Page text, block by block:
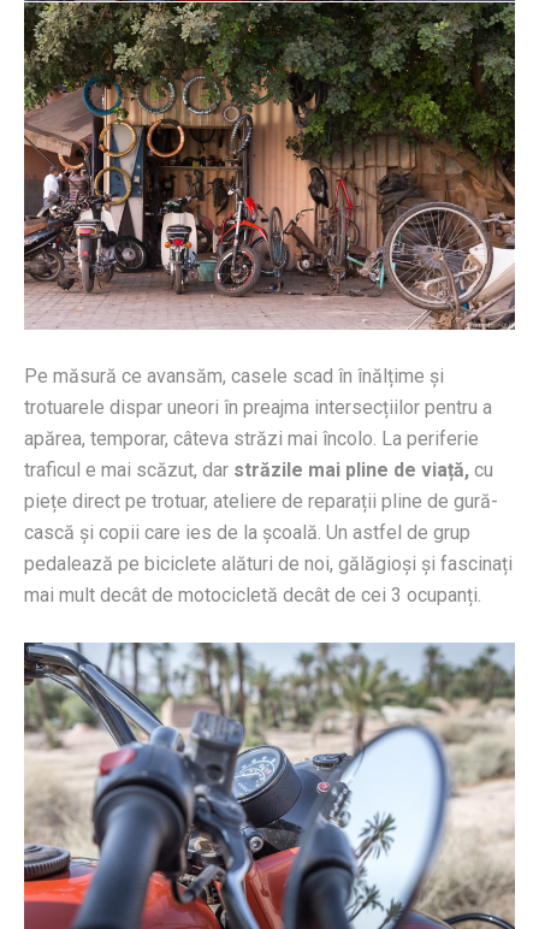
Pe măsură ce avansăm, casele scad în înălțime și
trotuarele dispar uneori în preajma intersecțiilor pentru a
apărea, temporar, câteva străzi mai încolo. La periferie
traficul e mai scăzut, dar străzile mai pline de viață, cu
piețe direct pe trotuar, ateliere de reparații pline de gură-
cască și copii care ies de la școală. Un astfel de grup
pedalează pe biciclete alături de noi, gălăgioși și fascinați
mai mult decât de motocicletă decât de cei 3 ocupanți.